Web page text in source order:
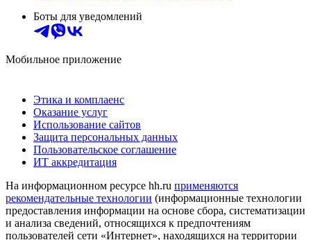
Боты для уведомлений
Мобильное приложение
Этика и комплаенс
Оказание услуг
Использование сайтов
Защита персональных данных
Пользовательское соглашение
ИТ аккредитация
На информационном ресурсе hh.ru применяются
рекомендательные технологии (информационные технологии
предоставления информации на основе сбора, систематизации
и анализа сведений, относящихся к предпочтениям
пользователей сети «Интернет», находящихся на территории